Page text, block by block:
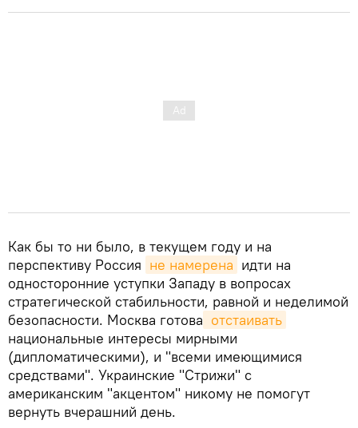
Как бы то ни было, в текущем году и на
перспективу Россия не намерена идти на
односторонние уступки Западу в вопросах
стратегической стабильности, равной и неделимой
безопасности. Москва готова отстаивать
национальные интересы мирными
(дипломатическими), и "всеми имеющимися
средствами". Украинские "Стрижи" с
американским "акцентом" никому не помогут
вернуть вчерашний день.